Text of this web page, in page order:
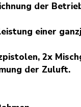
der
einer
2x
der Zuluft.